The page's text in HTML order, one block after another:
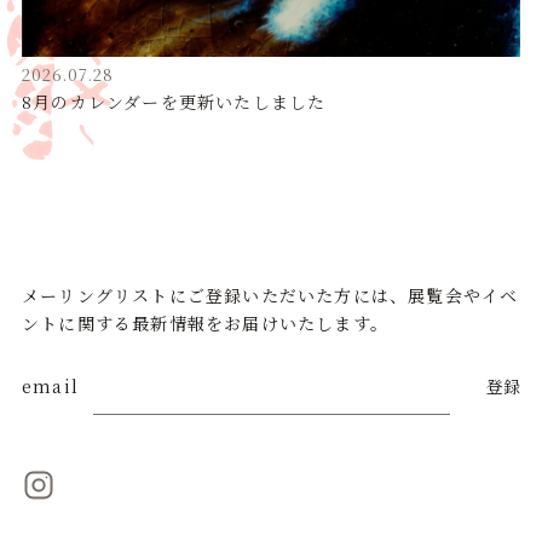
2026.07.28
8月のカレンダーを更新いたしました
メーリングリストにご登録いただいた方には、展覧会やイベ
ントに関する最新情報をお届けいたします。
email 登録